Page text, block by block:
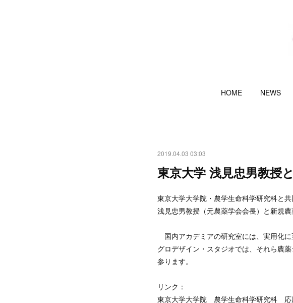
HOME NEWS
2019.04.03 03:03
東京大学 浅見忠男教授
東京大学大学院・農学生命科学研究科と
浅見忠男教授（元農薬学会会長）と新規
国内アカデミアの研究室には、実用化
グロデザイン・スタジオでは、それら農
参ります。
リンク：
東京大学大学院 農学生命科学研究科